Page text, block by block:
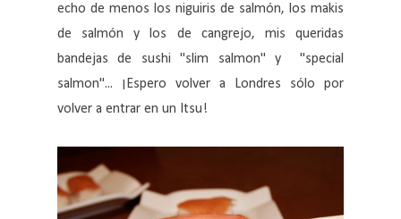
echo de menos los niguiris de salmón, los makis
de salmón y los de cangrejo, mis queridas
bandejas de sushi "slim salmon" y "special
salmon"... ¡Espero volver a Londres sólo por
volver a entrar en un Itsu!